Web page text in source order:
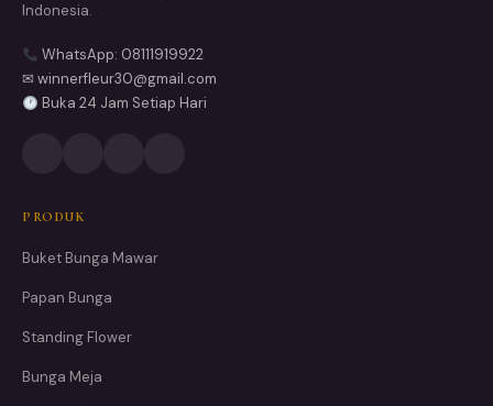
Indonesia.
WhatsApp: 08111919922
✉ winnerfleur30@gmail.com
Buka 24 Jam Setiap Hari
PRODUK
Buket Bunga Mawar
Papan Bunga
Standing Flower
Bunga Meja